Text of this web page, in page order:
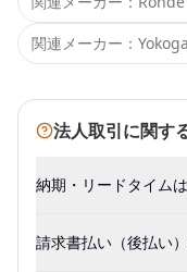
関連メーカー：
法人取引に関す
納期・リードタイム
請求書払い（後払い